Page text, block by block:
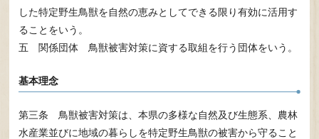
した特定野生鳥獣を自然の恵みとしてできる限り有効に活用す
ることをいう。
五 関係団体 鳥獣被害対策に資する取組を行う団体をいう。
基本理念
第三条 鳥獣被害対策は、本県の多様な自然及び生態系、農林
水産業並びに地域の暮らしを特定野生鳥獣の被害から守ること